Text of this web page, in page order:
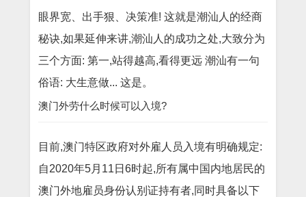
眼界宽、出手狠、决策准! 这就是潮汕人的经商
秘诀,如果延伸来讲,潮汕人的成功之处,大致分为
三个方面: 第一,站得越高,看得更远 潮汕有一句
俗语: 大生意做... 这是。
澳门外劳什么时候可以入境?
目前,澳门特区政府对外雇人员入境有明确规定:
自2020年5月11日6时起,所有属中国内地居民的
澳门外地雇员身份认别证持有者,同时具备以下